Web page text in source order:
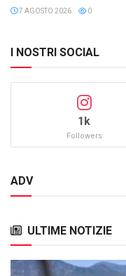
7 AGOSTO 2026 0
I NOSTRI SOCIAL
1k
Followers
ADV
ULTIME NOTIZIE